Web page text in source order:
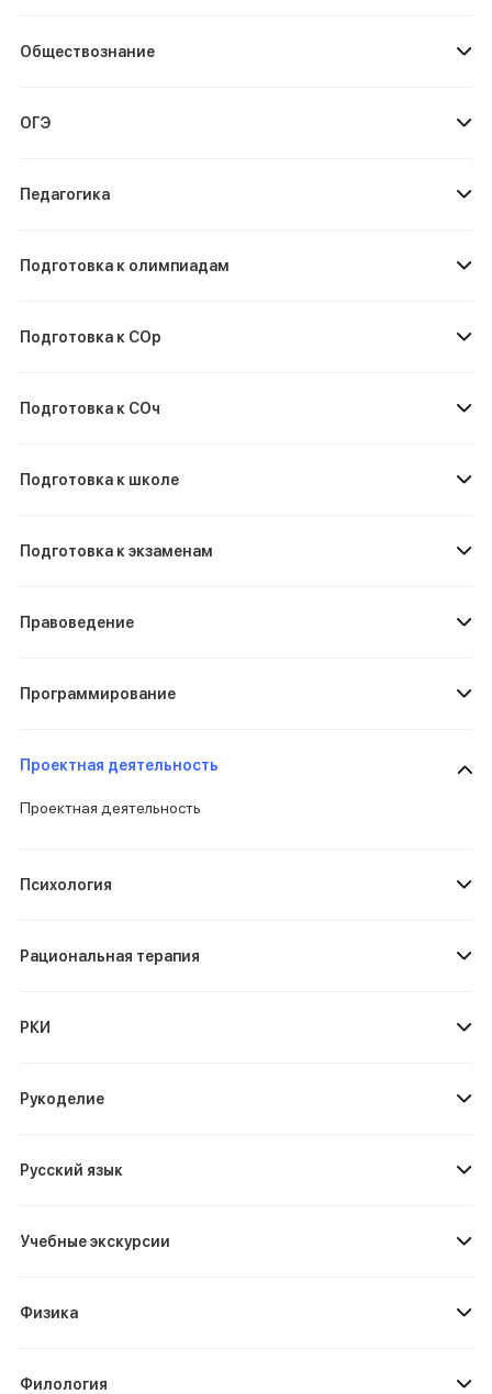
Обществознание
ОГЭ
Педагогика
Подготовка к олимпиадам
Подготовка к СОр
Подготовка к СОч
Подготовка к школе
Подготовка к экзаменам
Правоведение
Программирование
Проектная деятельность
Проектная деятельность
Психология
Рациональная терапия
РКИ
Рукоделие
Русский язык
Учебные экскурсии
Физика
Филология